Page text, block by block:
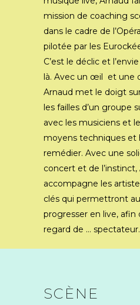
mission de coaching
dans le cadre de
pilotée par les
C’est le déclic et
là. Avec un œil et une
Arnaud met le doigt
les failles d’un groupe
avec les musiciens et
moyens techniques et
remédier. Avec une
concert et de l’instinct,
accompagne les
clés qui permettront
progresser en live, afin
regard de … spectateur.
SCÈNE